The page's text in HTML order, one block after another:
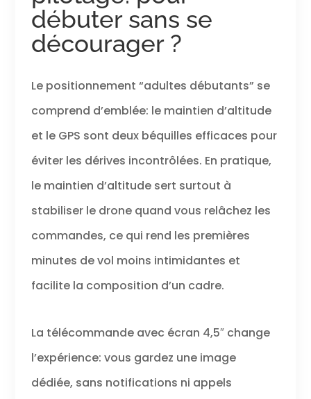
cinématographiques,
séquences d'action
dynamiques photos aériennes
d'une netteté exceptionnelle.
Automatique: Positionnement
GPS avancé drone avec caméra
rappelle automatiquement
votre drone point décollage
d'activation manuel. La
précision garantit retours
fiables. Intelligent Drone Follow
Me: Le drone professionnel avec
mode suivi intelligent suit
drone GPS longue portée vous
cadre manière autonome à
chaque prise pour prises vue
ou vlog. Étui de Transport et
Stockage SD 32Go: Ce drone
GPS avec camera pour adulte
livré étui transport antichoc
débuter sans se
décourager ?
Le positionnement “adultes débutants” se
comprend d’emblée: le maintien d’altitude
et le GPS sont deux béquilles efficaces pour
éviter les dérives incontrôlées. En pratique,
le maintien d’altitude sert surtout à
stabiliser le drone quand vous relâchez les
commandes, ce qui rend les premières
minutes de vol moins intimidantes et
facilite la composition d’un cadre.
La télécommande avec écran 4,5″ change
l’expérience: vous gardez une image
dédiée, sans notifications ni appels